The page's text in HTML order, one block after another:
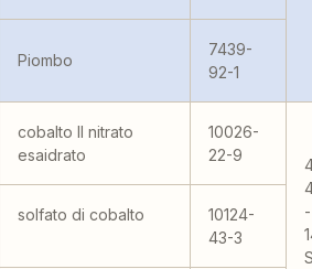
Piombo
7439-
92-1
cobalto II nitrato
esaidrato
10026-
22-9
solfato di cobalto
10124-
43-3